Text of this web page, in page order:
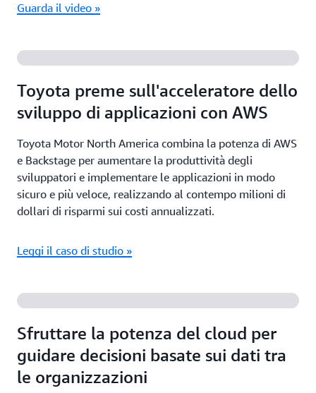
Guarda il video »
Toyota preme sull'acceleratore dello
sviluppo di applicazioni con AWS
Toyota Motor North America combina la potenza di AWS
e Backstage per aumentare la produttività degli
sviluppatori e implementare le applicazioni in modo
sicuro e più veloce, realizzando al contempo milioni di
dollari di risparmi sui costi annualizzati.
Leggi il caso di studio »
Sfruttare la potenza del cloud per
guidare decisioni basate sui dati tra
le organizzazioni